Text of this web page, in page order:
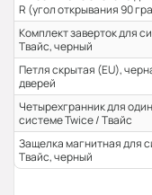
R (угол открывания 90
Комплект заверток для
Твайс, черный
Петля скрытая (EU),
дверей
Четырехгранник для
системе Twice / Твайс
Защелка магнитная для
Твайс, черный